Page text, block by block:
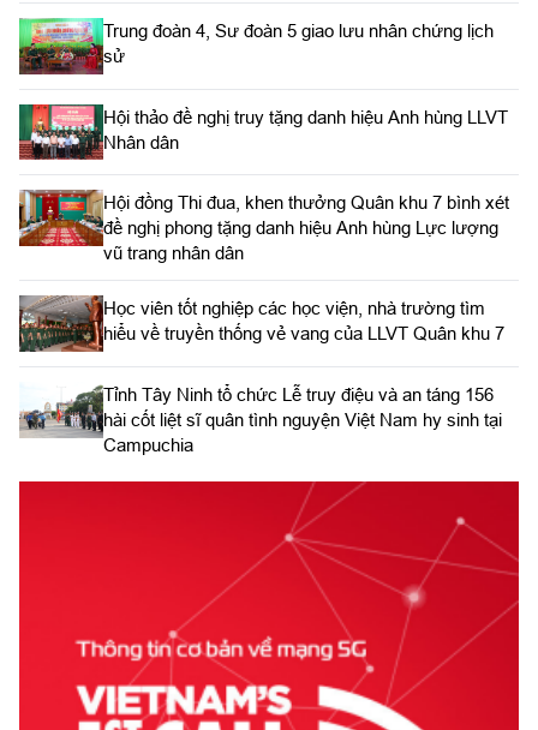
Trung đoàn 4, Sư đoàn 5 giao lưu nhân chứng lịch
sử
Hội thảo đề nghị truy tặng danh hiệu Anh hùng LLVT
Nhân dân
Hội đồng Thi đua, khen thưởng Quân khu 7 bình xét
đề nghị phong tặng danh hiệu Anh hùng Lực lượng
vũ trang nhân dân
Học viên tốt nghiệp các học viện, nhà trường tìm
hiểu về truyền thống vẻ vang của LLVT Quân khu 7
​Tỉnh Tây Ninh tổ chức Lễ truy điệu và an táng 156
hài cốt liệt sĩ quân tình nguyện Việt Nam hy sinh tại
Campuchia